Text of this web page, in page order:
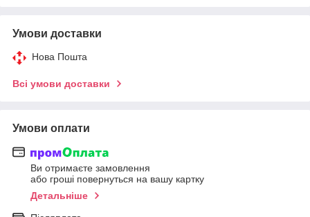
Умови доставки
Нова Пошта
Всі умови доставки
Умови оплати
Ви отримаєте замовлення
або гроші повернуться на вашу картку
Детальніше